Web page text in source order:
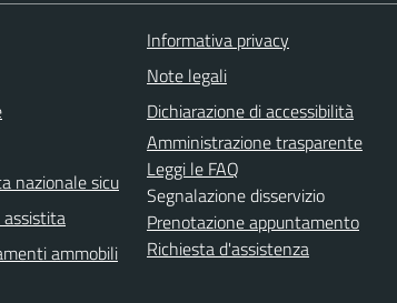
nazionale sicu
assistita
ammobili
Informativa privacy
Note legali
Dichiarazione di accessibilità
Amministrazione trasparente
Leggi le FAQ
Segnalazione disservizio
Prenotazione appuntamento
Richiesta d'assistenza